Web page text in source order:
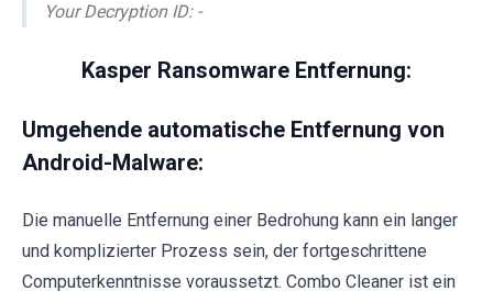
Your Decryption ID: -
Kasper Ransomware Entfernung:
Umgehende automatische Entfernung von
Android-Malware:
Die manuelle Entfernung einer Bedrohung kann ein langer
und komplizierter Prozess sein, der fortgeschrittene
Computerkenntnisse voraussetzt. Combo Cleaner ist ein